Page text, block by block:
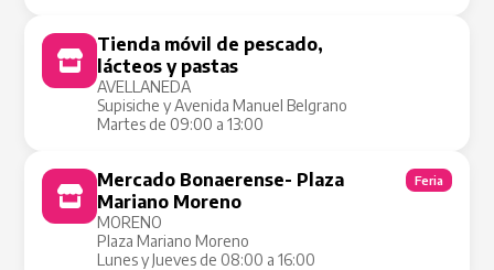
Tienda móvil de pescado,
lácteos y pastas
AVELLANEDA
Supisiche y Avenida Manuel Belgrano
Martes de 09:00 a 13:00
Mercado Bonaerense- Plaza
Mariano Moreno
MORENO
Plaza Mariano Moreno
Lunes y Jueves de 08:00 a 16:00
Feria